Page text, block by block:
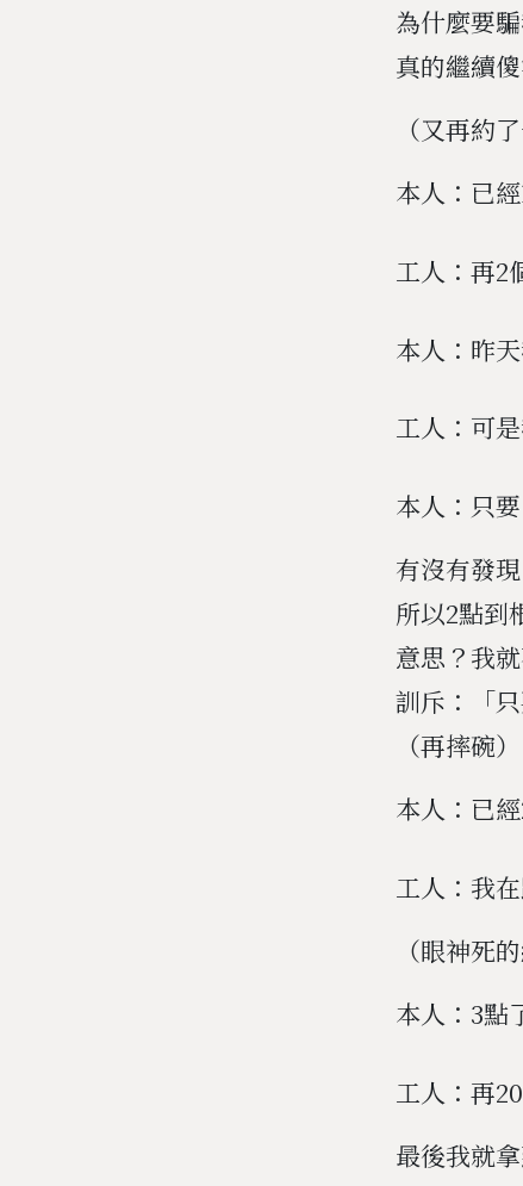
為什麼要
真的繼續
（又再約
本人：已經
工人：再2
本人：昨
工人：可
本人：只
有沒有發
所以2點到
意思？我
訓斥：「
（再摔碗）
本人：已
工人：我
（眼神死
本人：3點
工人：再
最後我就